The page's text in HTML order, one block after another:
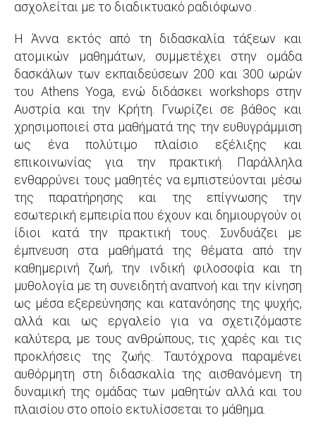
ασχολείται με το διαδικτυακό ραδιόφωνο .
Η Άννα εκτός από τη διδασκαλία τάξεων και
ατομικών μαθημάτων, συμμετέχει στην ομάδα
δασκάλων των εκπαιδεύσεων 200 και 300 ωρών
του Athens Yoga, ενώ διδάσκει workshops στην
Αυστρία και την Κρήτη. Γνωρίζει σε βάθος και
χρησιμοποιεί στα μαθήματά της την ευθυγράμμιση
ως ένα πολύτιμο πλαίσιο εξέλιξης και
επικοινωνίας για την πρακτική. Παράλληλα
ενθαρρύνει τους μαθητές να εμπιστεύονται μέσω
της παρατήρησης και της επίγνωσης την
εσωτερική εμπειρία που έχουν και δημιουργούν οι
ίδιοι κατά την πρακτική τους. Συνδυάζει με
έμπνευση στα μαθήματά της θέματα από την
καθημερινή ζωή, την ινδική φιλοσοφία και τη
μυθολογία με τη συνειδητή αναπνοή και την κίνηση
ως μέσα εξερεύνησης και κατανόησης της ψυχής,
αλλά και ως εργαλείο για να σχετιζόμαστε
καλύτερα, με τους ανθρώπους, τις χαρές και τις
προκλήσεις της ζωής. Ταυτόχρονα παραμένει
αυθόρμητη στη διδασκαλία της αισθανόμενη τη
δυναμική της ομάδας των μαθητών αλλά και του
πλαισίου στο οποίο εκτυλίσσεται το μάθημα.